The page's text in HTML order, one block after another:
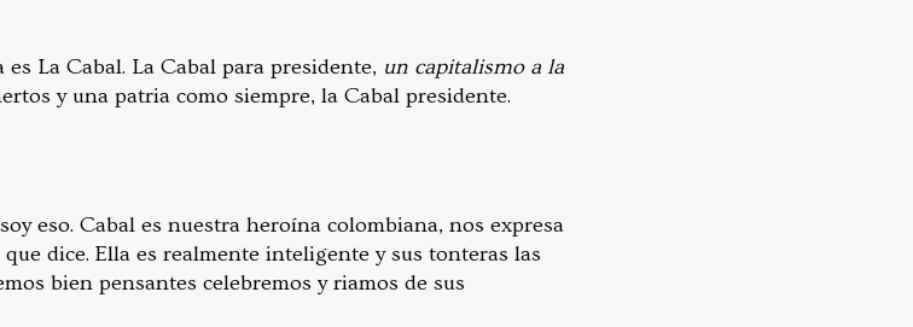
La Cabal. La Cabal para presidente, un capitalismo a la
y una patria como siempre, la Cabal presidente.
eso. Cabal es nuestra heroína colombiana, nos expresa
dice. Ella es realmente inteligente y sus tonteras las
bien pensantes celebremos y riamos de sus